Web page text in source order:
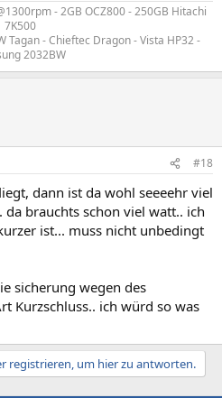
- 2GB OCZ800 - 250GB Hitachi
7K500
Tagan - Chieftec Dragon - Vista HP32 -
2032BW​
#18
dann ist da wohl seeeehr viel
brauchts schon viel watt.. ich
ist... muss nicht unbedingt
sicherung wegen des
Kurzschluss.. ich würd so was
registrieren, um hier zu antworten.